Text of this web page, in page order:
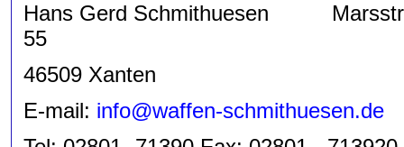
Hans Gerd Schmithuesen
46509 Xanten
E-mail: info@waffen-schmithuesen.de